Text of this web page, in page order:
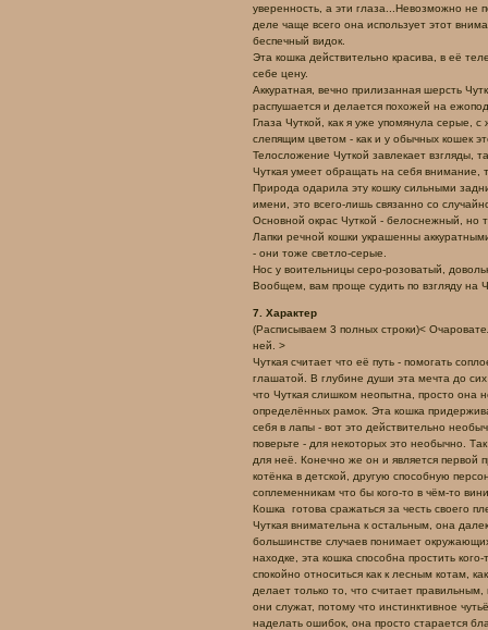
уверенность, а эти глаза...Невозможно не
деле чаще всего она использует этот
беспечный видок.
Эта кошка действительно красива, в её
себе цену.
Аккуратная, вечно прилизанная шерсть
распушается и делается похожей на
Глаза Чуткой, как я уже упомянула серые,
слепящим цветом - как и у обычных кошек
Телосложение Чуткой завлекает взгляды,
Чуткая умеет обращать на себя внимание,
Природа одарила эту кошку сильными
имени, это всего-лишь связанно со
Основной окрас Чуткой - белоснежный, но
Лапки речной кошки украшенны
- они тоже светло-серые.
Нос у воительницы серо-розоватый,
Вообщем, вам проще судить по взгляду на
7. Характер
(Расписываем 3 полных строки)<
ней. >
Чуткая считает что её путь - помогать
глашатой. В глубине души эта мечта до
что Чуткая слишком неопытна, просто она
определённых рамок. Эта кошка
себя в лапы - вот это действительно
поверьте - для некоторых это необычно.
для неё. Конечно же он и является первой
котёнка в детской, другую способную
соплеменникам что бы кого-то в чём-то
Кошка готова сражаться за честь своего
Чуткая внимательна к остальным, она
большинстве случаев понимает
находке, эта кошка способна простить
спокойно относиться как к лесным котам,
делает только то, что считает
они служат, потому что инстинктивное
наделать ошибок, она просто старается